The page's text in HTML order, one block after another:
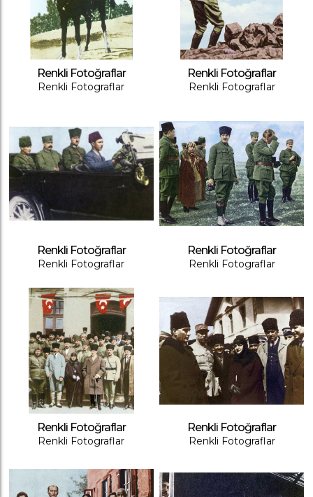
Renkli Fotoğraflar
Renkli Fotograflar
Renkli Fotoğraflar
Renkli Fotograflar
Renkli Fotoğraflar
Renkli Fotograflar
Renkli Fotoğraflar
Renkli Fotograflar
Renkli Fotoğraflar
Renkli Fotograflar
Renkli Fotoğraflar
Renkli Fotograflar